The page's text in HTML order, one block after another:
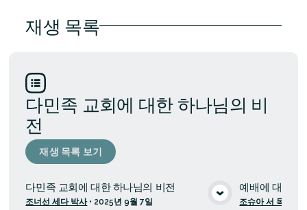
재생 목록
다민족 교회에 대한 하나님의 비
전
재생 목록 보기
미디어 보기
다민족 교회에 대한 하나님의 비전
조너선 세다 박사• 2025년 9월 7일
예배에 대한
조슈아 서 목사